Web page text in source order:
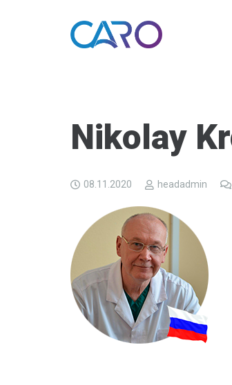
Nikolay
08.11.2020 headadmin